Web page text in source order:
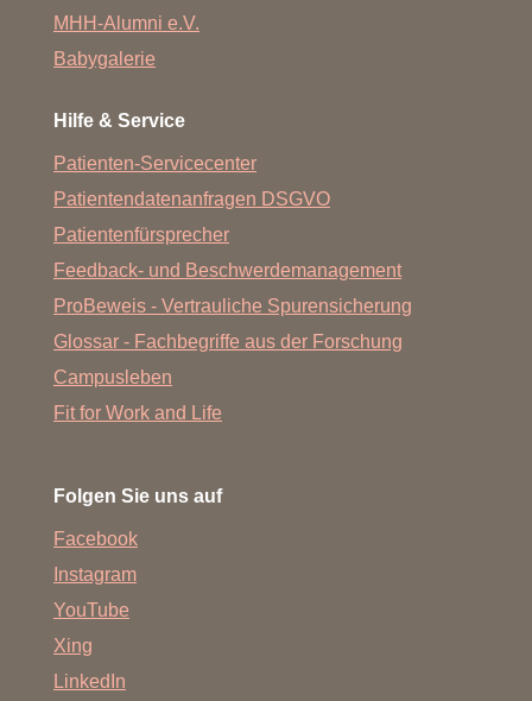
MHH-Alumni e.V.
Babygalerie
Hilfe & Service
Patienten-Servicecenter
Patientendatenanfragen DSGVO
Patientenfürsprecher
Feedback- und Beschwerdemanagement
ProBeweis - Vertrauliche Spurensicherung
Glossar - Fachbegriffe aus der Forschung
Campusleben
Fit for Work and Life
Folgen Sie uns auf
Facebook
Instagram
YouTube
Xing
LinkedIn